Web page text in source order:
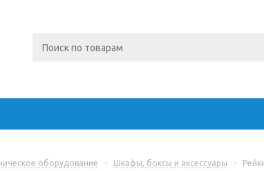
оборудование - Шкафы, боксы и аксессуары -